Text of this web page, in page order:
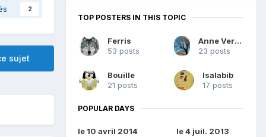
2
sujet
TOP POSTERS IN THIS TOPIC
Ferris
53 posts
Anne Verneuil
23 posts
Bouille
21 posts
Isalabib
17 posts
POPULAR DAYS
le 10 avril 2014
le 4 juil. 2013